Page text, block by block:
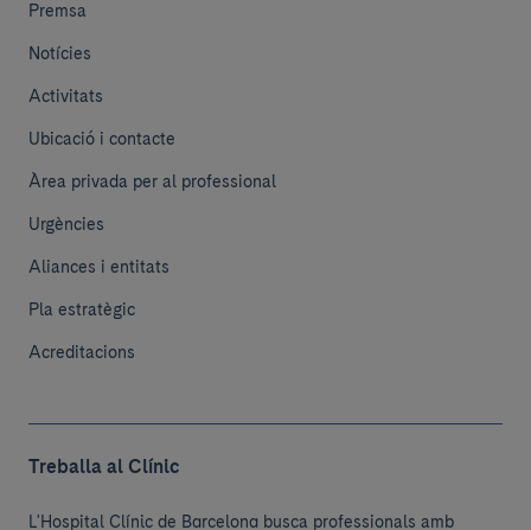
Premsa
Notícies
Activitats
Ubicació i contacte
Àrea privada per al professional
Urgències
Aliances i entitats
Pla estratègic
Acreditacions
Treballa al Clínic
L'Hospital Clínic de Barcelona busca professionals amb